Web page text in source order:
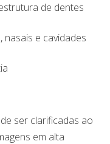
de dentes
nasais e cavidades
ser clarificadas ao
em alta